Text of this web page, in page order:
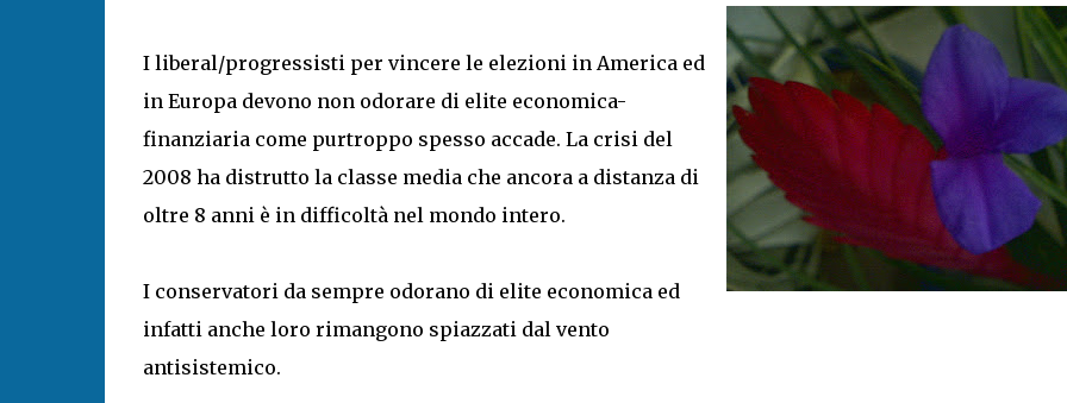
I liberal/progressisti per vincere le elezioni in America ed
in Europa devono non odorare di elite economica-
finanziaria come purtroppo spesso accade. La crisi del
2008 ha distrutto la classe media che ancora a distanza di
oltre 8 anni è in difficoltà nel mondo intero.
I conservatori da sempre odorano di elite economica ed
infatti anche loro rimangono spiazzati dal vento
antisistemico.